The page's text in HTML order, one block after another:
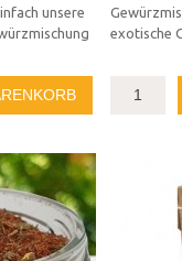
unsere
exotische